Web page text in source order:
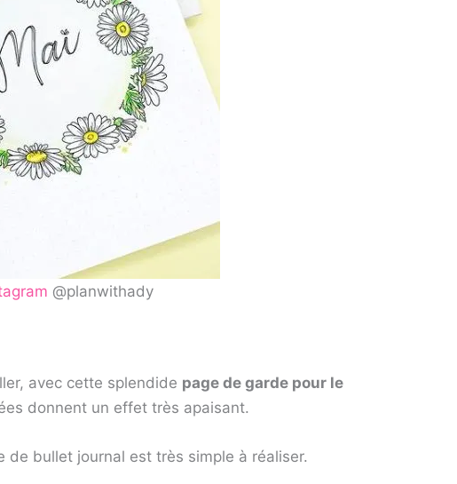
@planwithady
avec cette splendide page de garde pour le
donnent un effet très apaisant.
de bullet journal est très simple à réaliser.